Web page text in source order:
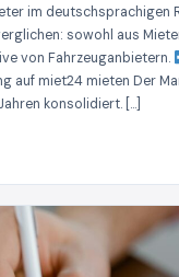
im deutschsprachigen
sowohl aus
von Fahrzeuganbietern.
auf miet24 mieten Der
konsolidiert. […]